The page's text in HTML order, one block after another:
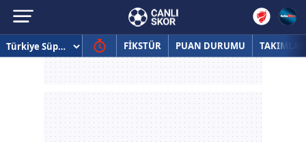
FİKSTÜR PUAN DURUMU TAKIMLAR